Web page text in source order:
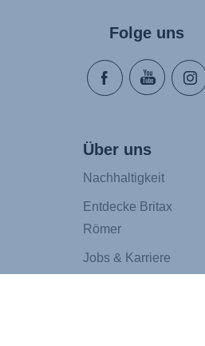
Folge uns
Über uns
Nachhaltigkeit
Entdecke Britax
Römer
Jobs & Karriere